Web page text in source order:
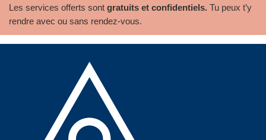
Les services offerts sont gratuits et confidentiels. Tu peux t’y
rendre avec ou sans rendez-vous.